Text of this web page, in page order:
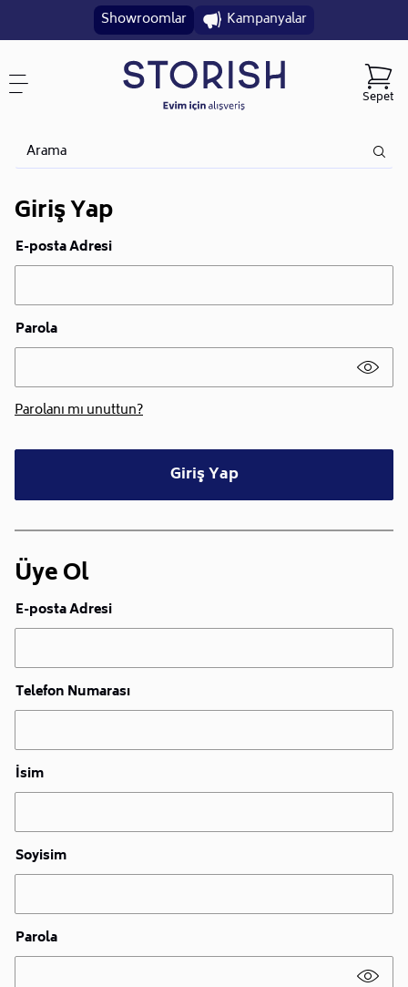
Showroomlar Kampanyalar
Sepet
Giriş Yap
E-posta Adresi
Parola
Parolanı mı unuttun?
Giriş Yap
Üye Ol
E-posta Adresi
Telefon Numarası
İsim
Soyisim
Parola